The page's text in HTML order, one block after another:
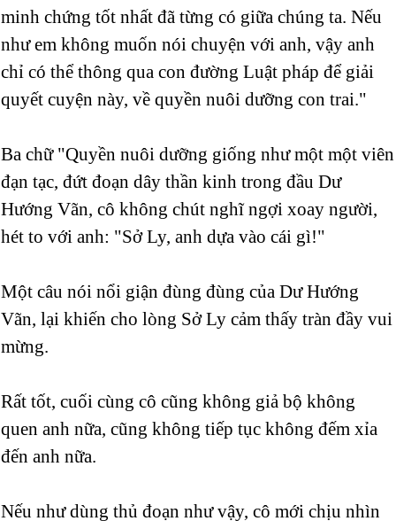
minh chứng tốt nhất đã từng có giữa chúng ta. Nếu
như em không muốn nói chuyện với anh, vậy anh
chỉ có thể thông qua con đường Luật pháp để giải
quyết cuyện này, về quyền nuôi dưỡng con trai."
Ba chữ "Quyền nuôi dưỡng giống như một một viên
đạn tạc, đứt đoạn dây thần kinh trong đầu Dư
Hướng Vãn, cô không chút nghĩ ngợi xoay người,
hét to với anh: "Sở Ly, anh dựa vào cái gì!"
Một câu nói nổi giận đùng đùng của Dư Hướng
Vãn, lại khiến cho lòng Sở Ly cảm thấy tràn đầy vui
mừng.
Rất tốt, cuối cùng cô cũng không giả bộ không
quen anh nữa, cũng không tiếp tục không đếm xỉa
đến anh nữa.
Nếu như dùng thủ đoạn như vậy, cô mới chịu nhìn